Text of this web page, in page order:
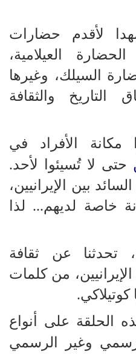
لأقدم حضارات
العيلامية،
السيلك، وغيرها
التاريخ والثقافة
مكانة الأفراد في
حتى لا تُسيئوا لأحد.
بين الإيرانيين،
خاصة لديهم... لذا
تحدثنا عن ثقافة
من كلمات
كوتيلاكي.
الحلقة على أنواع
وغير الرسمي